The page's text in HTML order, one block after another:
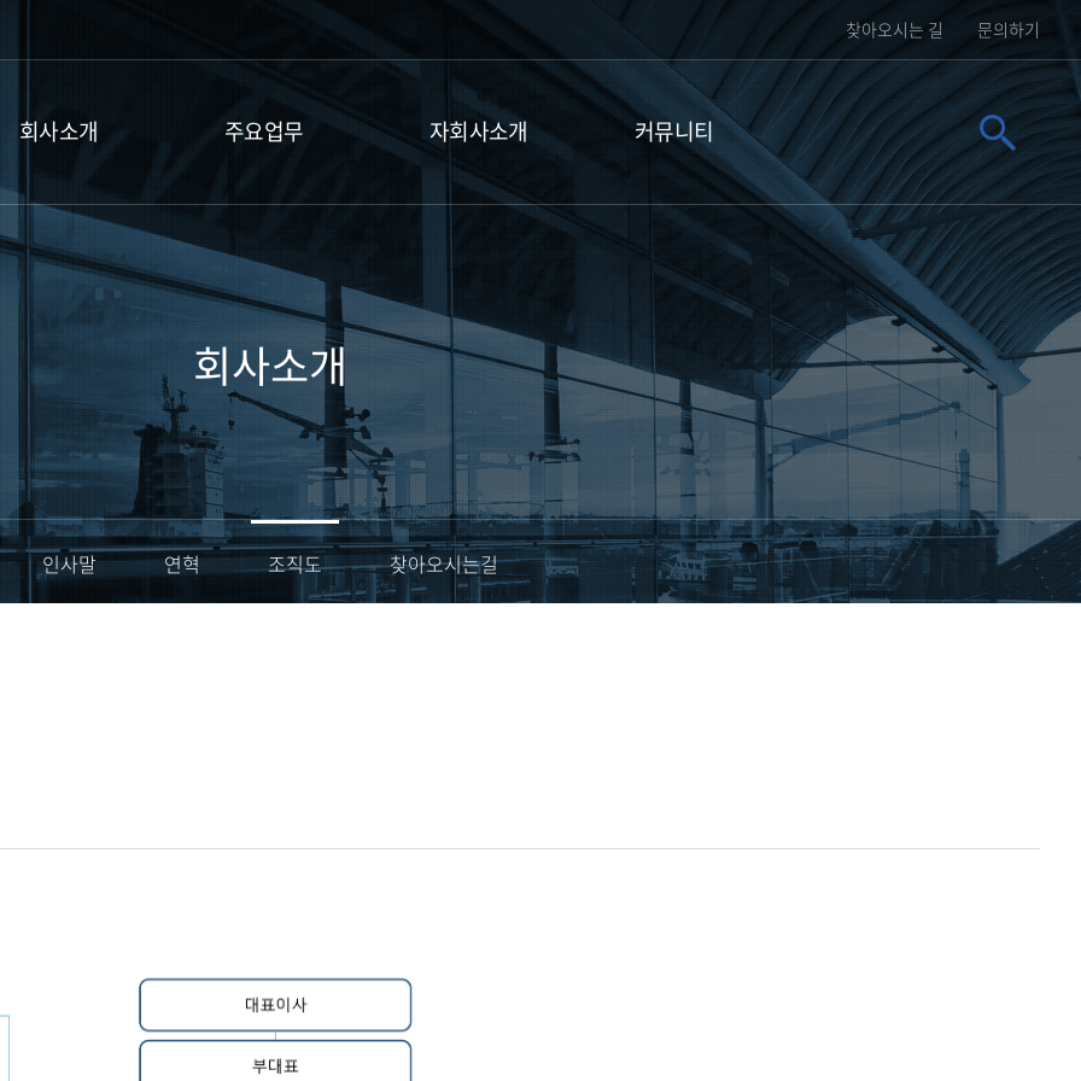
문의하기
찾아오시는 길
회사소개
인사말
찾아오시는길
주요업무
자회사설립
자회사 성장지원
자회사 신청하기
대내외 협력네트워크
자회사소개 커뮤니티
문의하기
회사소개
인사말 연혁 조직도 찾아오시는길